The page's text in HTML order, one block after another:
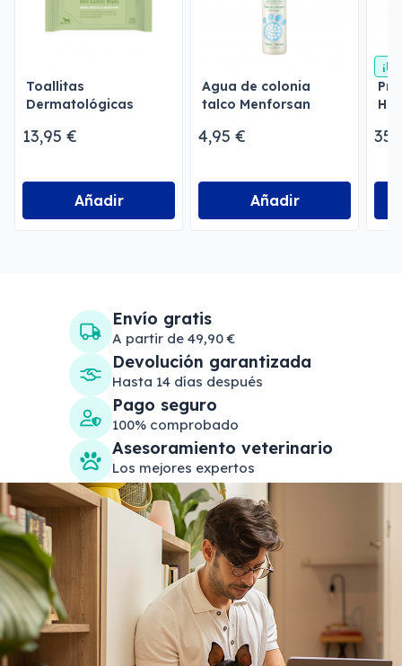
Toallitas
Dermatológicas
Wipes 24
13,95 €
Añadir
Agua de colonia
talco Menforsan
4,95 €
Añadir
Envío gratis
A partir de 49,90 €
Devolución garantizada
Hasta 14 días después
Pago seguro
100% comprobado
Asesoramiento veterinario
Los mejores expertos